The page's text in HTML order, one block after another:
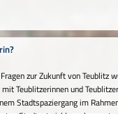
zur Zukunft von Teublitz
Teublitzerinnen und
Stadtspaziergang im